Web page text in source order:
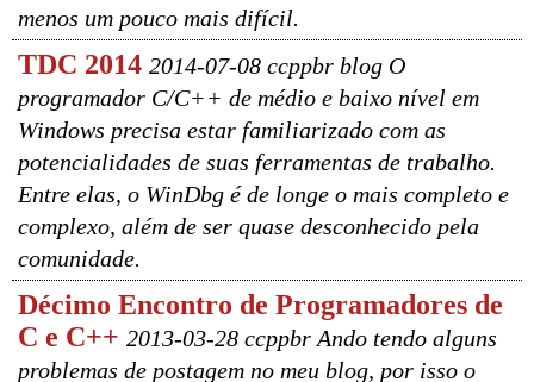
menos um pouco mais difícil.
TDC 2014 2014-07-08 ccppbr blog O
programador C/C++ de médio e baixo nível em
Windows precisa estar familiarizado com as
potencialidades de suas ferramentas de trabalho.
Entre elas, o WinDbg é de longe o mais completo e
complexo, além de ser quase desconhecido pela
comunidade.
Décimo Encontro de Programadores de
C e C++ 2013-03-28 ccppbr Ando tendo alguns
problemas de postagem no meu blog, por isso o